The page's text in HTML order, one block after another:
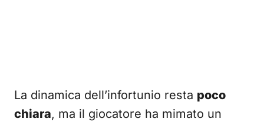
La dinamica dell’infortunio resta poco
chiara, ma il giocatore ha mimato un